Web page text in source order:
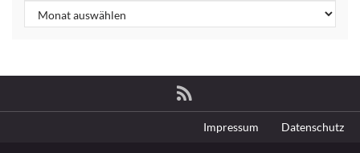
Archiv
Impressum Datenschutz